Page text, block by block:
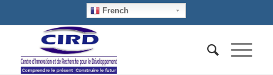
French